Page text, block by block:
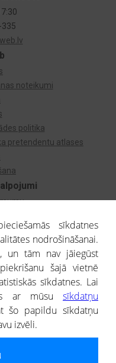
uzņēmumiem
noteikumi
politika
pretendentu atlases
sīkdatnes
nodrošināšanai.
un tām nav jāiegūst
šajā vietnē
sīkdatnes. Lai
ar mūsu sīkdatņu
šo papildu sīkdatņu
izvēli.